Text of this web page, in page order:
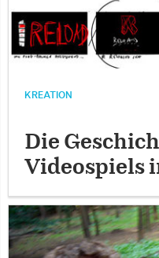
KREATION
Die
Videospiels